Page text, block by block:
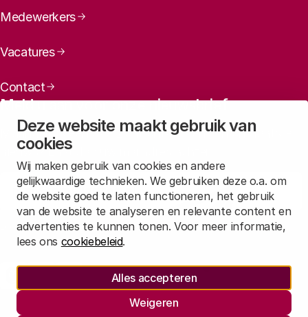
Deze website maakt gebruik van
cookies
Wij maken gebruik van cookies en andere
gelijkwaardige technieken. We gebruiken deze o.a. om
de website goed te laten functioneren, het gebruik
van de website te analyseren en relevante content en
advertenties te kunnen tonen. Voor meer informatie,
lees ons cookiebeleid.
Alles accepteren
Weigeren
Medewerkers
Vacatures
Contact
Meld u aan voor onze nieuwsbrief
Maandelijks een overzicht ontvangen van ons laatste
nieuws? Laat dan uw mailadres achter.
Aanmelden
Lees inonze privacyverklaringhoe wij deze gegevens verwerken.
Sociale media
Rathenau Mastodon
Rathenau LinkedIn
Rathenau Instagram